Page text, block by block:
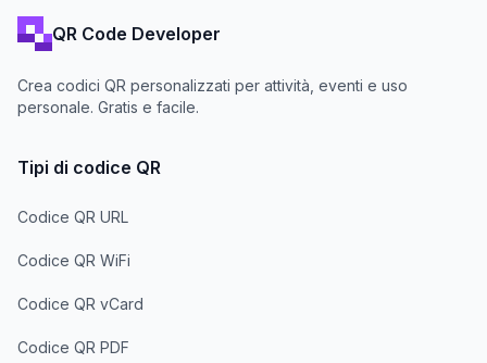
QR Code Developer
Crea codici QR personalizzati per attività, eventi e uso
personale. Gratis e facile.
Tipi di codice QR
Codice QR URL
Codice QR WiFi
Codice QR vCard
Codice QR PDF